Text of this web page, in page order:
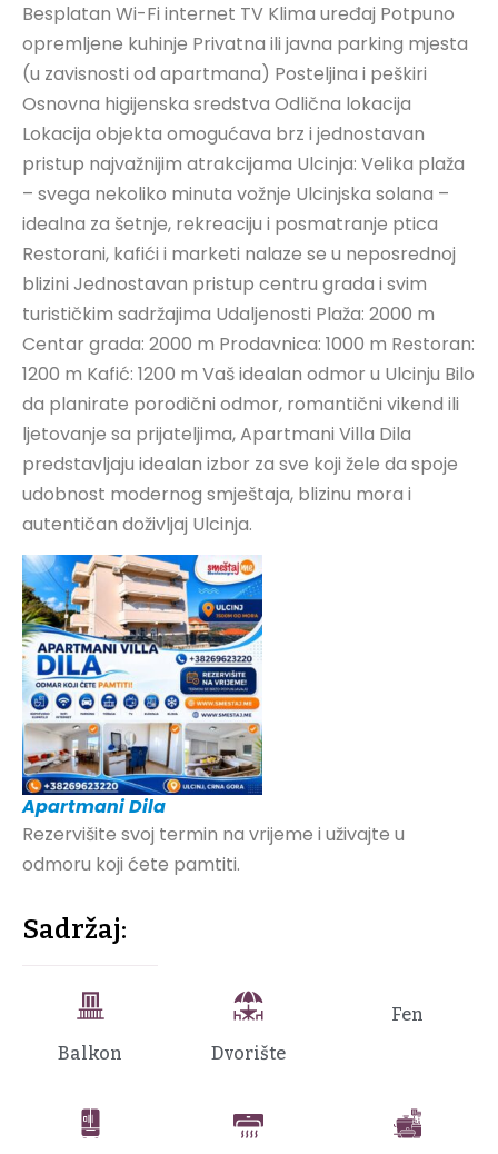
Besplatan Wi-Fi internet TV Klima uređaj Potpuno
opremljene kuhinje Privatna ili javna parking mjesta
(u zavisnosti od apartmana) Posteljina i peškiri
Osnovna higijenska sredstva Odlična lokacija
Lokacija objekta omogućava brz i jednostavan
pristup najvažnijim atrakcijama Ulcinja: Velika plaža
– svega nekoliko minuta vožnje Ulcinjska solana –
idealna za šetnje, rekreaciju i posmatranje ptica
Restorani, kafići i marketi nalaze se u neposrednoj
blizini Jednostavan pristup centru grada i svim
turističkim sadržajima Udaljenosti Plaža: 2000 m
Centar grada: 2000 m Prodavnica: 1000 m Restoran:
1200 m Kafić: 1200 m Vaš idealan odmor u Ulcinju Bilo
da planirate porodični odmor, romantični vikend ili
ljetovanje sa prijateljima, Apartmani Villa Dila
predstavljaju idealan izbor za sve koji žele da spoje
udobnost modernog smještaja, blizinu mora i
autentičan doživljaj Ulcinja.
Apartmani Dila
Rezervišite svoj termin na vrijeme i uživajte u
odmoru koji ćete pamtiti.
Sadržaj:
Balkon Dvorište
Fen